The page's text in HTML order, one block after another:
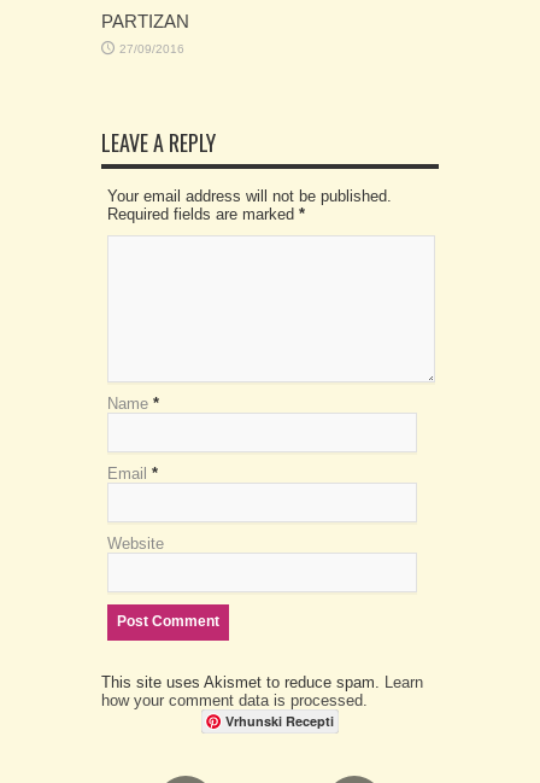
PARTIZAN
27/09/2016
LEAVE A REPLY
Your email address will not be published.
Required fields are marked *
Name *
Email *
Website
This site uses Akismet to reduce spam.
Learn
how your comment data is processed.
Vrhunski Recepti